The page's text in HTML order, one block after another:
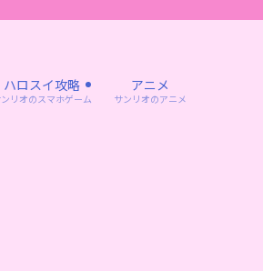
ハロスイ攻略
リオのスマホゲーム
アニメ
サンリオのアニメ